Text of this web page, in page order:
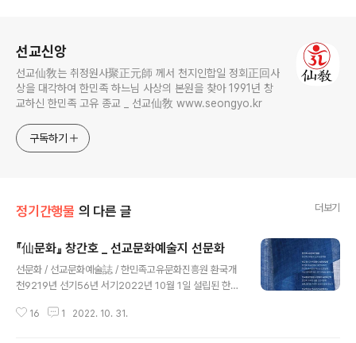
선교신앙
선교仙敎는 취정원사聚正元師 께서 천지인합일 정회正回사
상을 대각하여 한민족 하느님 사상의 본원을 찾아 1991년 창
교하신 한민족 고유 종교 _ 선교仙敎 www.seongyo.kr
구독하기
정기간행물 의 다른 글 더보기
『仙문화』 창간호 _ 선교문화예술지 선문화
선문화 / 선교문화예술誌 / 한민족고유문화진흥원 환국개
천9219년 선기56년 서기2022년 10월 1일 설립된 한민
예술誌 『仙문화』 창간호를 발행했습니다. 10월 27일 음
16 1 2022. 10. 31.